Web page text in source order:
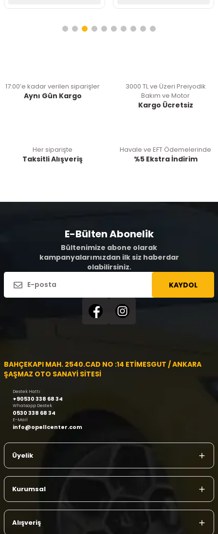
17:00’e kadar verilen siparişler
Aynı Gün Kargo
3000 TL ve Üzeri Preiyodik
Bakım ve Motor
Kargo Ücretsiz
Her siparişte
Taksitli Alışveriş
Havale ve EFT Ödemelerinde
%5 Ekstra İndirim
E-Bülten Abonelik
Bültenimize abone olarak
kampanyalarımızdan ilk siz haberdar
olabilirsiniz.
KAYDOL
BAHÇEKAPI MAH. 2540.CAD NO :14 ETİMESGUT / ANKARA
ŞAŞMAZ OTO SANAYİ SİTESİ
Destek Hattı
+90530 338 68 34
Whatsapp Destek
0530 338 68 34
E-Mail
info@opellcenter.com
Üyelik
Kurumsal
Alışveriş